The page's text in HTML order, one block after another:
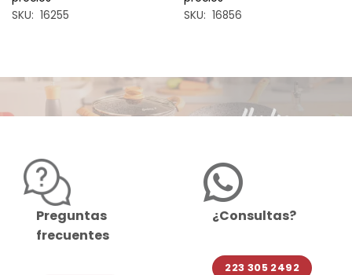
SKU: 16255
SKU: 16856
Preguntas
frecuentes
¿Consultas?
223 305 2492